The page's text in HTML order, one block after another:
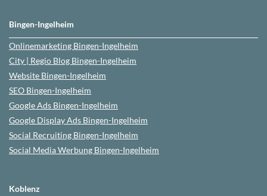
Bingen-Ingelheim
Onlinemarketing Bingen-Ingelheim
City | Regio Blog Bingen-Ingelheim
Website Bingen-Ingelheim
SEO Bingen-Ingelheim
Google Ads Bingen-Ingelheim
Google Display Ads Bingen-Ingelheim
Social Recruiting Bingen-Ingelheim
Social Media Werbung Bingen-Ingelheim
Koblenz